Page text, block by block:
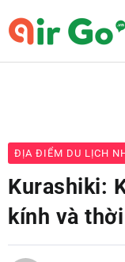
ĐỊA ĐIỂM DU LỊCH
Kurashiki:
kính và